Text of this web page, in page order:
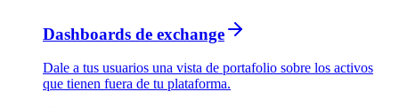
Dashboards de exchange
Dale a tus usuarios una vista de portafolio sobre los activos
que tienen fuera de tu plataforma.